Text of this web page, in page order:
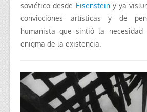
soviético desde Eisensteiny ya
convicciones artísticas y de
humanista que sintió la necesidad
enigma de la existencia.